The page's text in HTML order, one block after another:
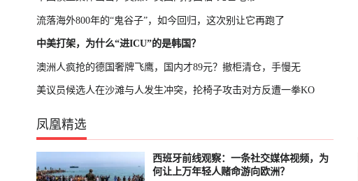
流落海外800年的“鬼谷子”，如今回归，这次别让它再跑了
中美打架，为什么“进ICU”的是韩国？
澳洲人疯抢的德国奢牌飞鹰，国内才89元？撤柜清仓，手慢无
美议员候选人在沙滩与人发生冲突，抡椅子攻击对方反遭一拳KO
凤凰精选
西班牙前线观察：一条社交媒体视频，为
何让上万年轻人赌命游向欧洲？
轮播中